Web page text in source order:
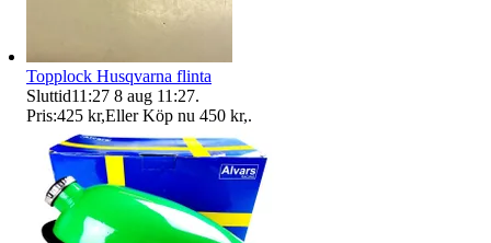
Topplock Husqvarna flinta
Sluttid11:27 8 aug 11:27.
Pris:425 kr,Eller Köp nu 450 kr,.